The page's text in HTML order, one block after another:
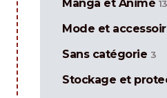
Manga et Animé
Mode et
Sans catégorie 3
Stockage et